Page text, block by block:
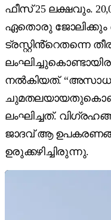
ഫീസ് 25 ലക്ഷവും.
ഏതൊരു ജോലിക്കും
ട്രസ്റ്റിൻ്റെതന്നെ
നൽകിയത്.
ലംഘിച്ചത്.
ജാദവ് ആ
ഉരുക്കഴിച്ചിരുന്നു.